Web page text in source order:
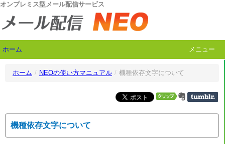
オンプレミス型メール配信サービス
ホーム メニュー
ホーム / NEOの使い方マニュアル / 機種依存文字について
機種依存文字について